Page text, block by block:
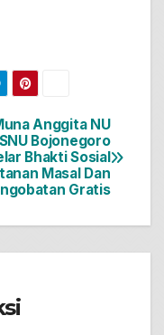
Anggita NU
Bojonegoro
Bhakti Sosial
Masal Dan
Gratis